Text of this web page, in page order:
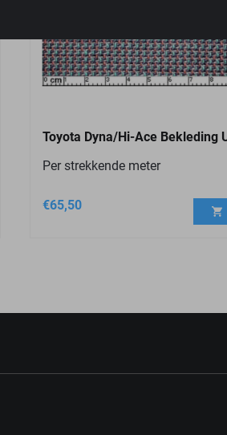
Toyota Dyna/Hi-Ace Bekleding
Per strekkende meter
€65,50